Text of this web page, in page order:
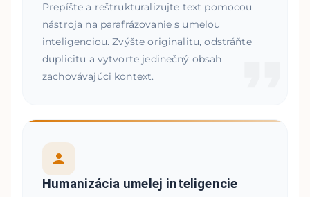
Prepíšte a reštrukturalizujte text pomocou
nástroja na parafrázovanie s umelou
inteligenciou. Zvýšte originalitu, odstráňte
duplicitu a vytvorte jedinečný obsah
zachovávajúci kontext.
Humanizácia umelej inteligencie